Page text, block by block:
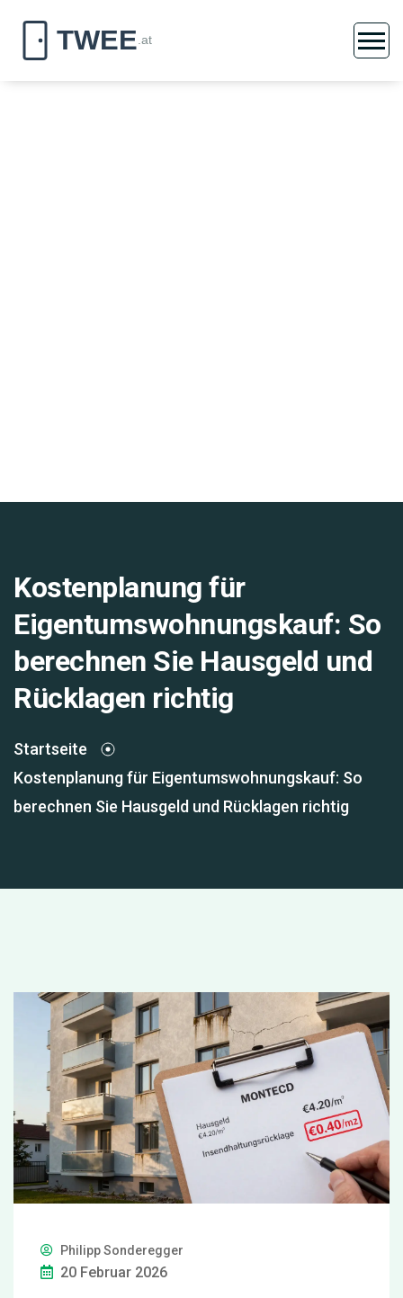
Kostenplanung für
Eigentumswohnungskauf: So
berechnen Sie Hausgeld und
Rücklagen richtig
Startseite
Kostenplanung für Eigentumswohnungskauf: So
berechnen Sie Hausgeld und Rücklagen richtig
Philipp Sonderegger
20 Februar 2026